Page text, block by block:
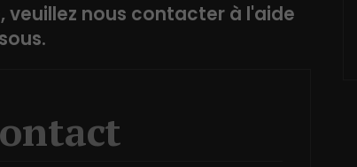
veuillez nous contacter à l'aide